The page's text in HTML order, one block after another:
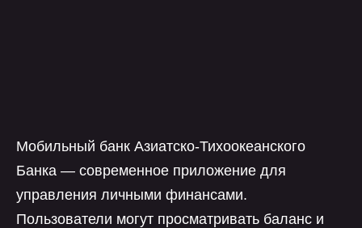
Мобильный банк Азиатско-Тихоокеанского
Банка — современное приложение для
управления личными финансами.
Пользователи могут просматривать баланс и